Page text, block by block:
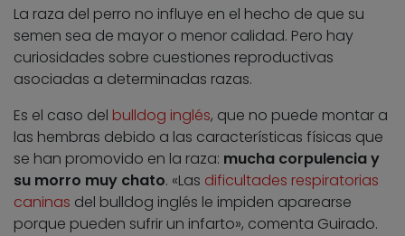
La raza del perro no influye en el hecho de que su
semen sea de mayor o menor calidad. Pero hay
curiosidades sobre cuestiones reproductivas
asociadas a determinadas razas.
Es el caso del bulldog inglés, que no puede montar a
las hembras debido a las características físicas que
se han promovido en la raza: mucha corpulencia y
su morro muy chato. «Las dificultades respiratorias
caninas del bulldog inglés le impiden aparearse
porque pueden sufrir un infarto», comenta Guirado.